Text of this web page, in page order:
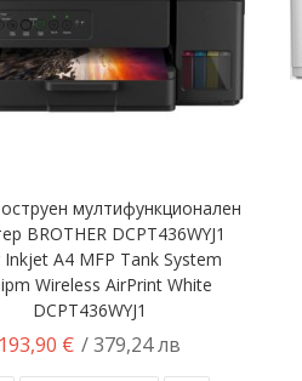
мултифункционален
BROTHER DCPT436WYJ1
A4 MFP Tank System
Wireless AirPrint White
DCPT436WYJ1
€ / 379,24 лв